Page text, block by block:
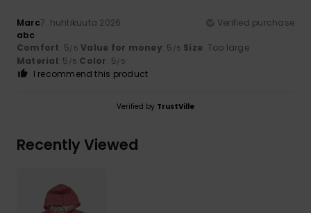
Marc7. huhtikuuta 2026
Verified purchase
abc
Comfort: 5/5 Value for money: 5 /5 Size: Too large
Material: 5 /5 Color: 5/5
I recommend this product
Verified by TrustVille
Recently Viewed